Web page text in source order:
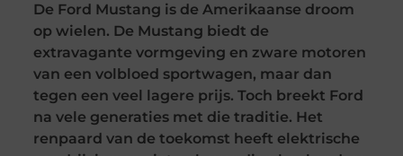
De Ford Mustang is de Amerikaanse droom
op wielen. De Mustang biedt de
extravagante vormgeving en zware motoren
van een volbloed sportwagen, maar dan
tegen een veel lagere prijs. Toch breekt Ford
na vele generaties met die traditie. Het
renpaard van de toekomst heeft elektrische